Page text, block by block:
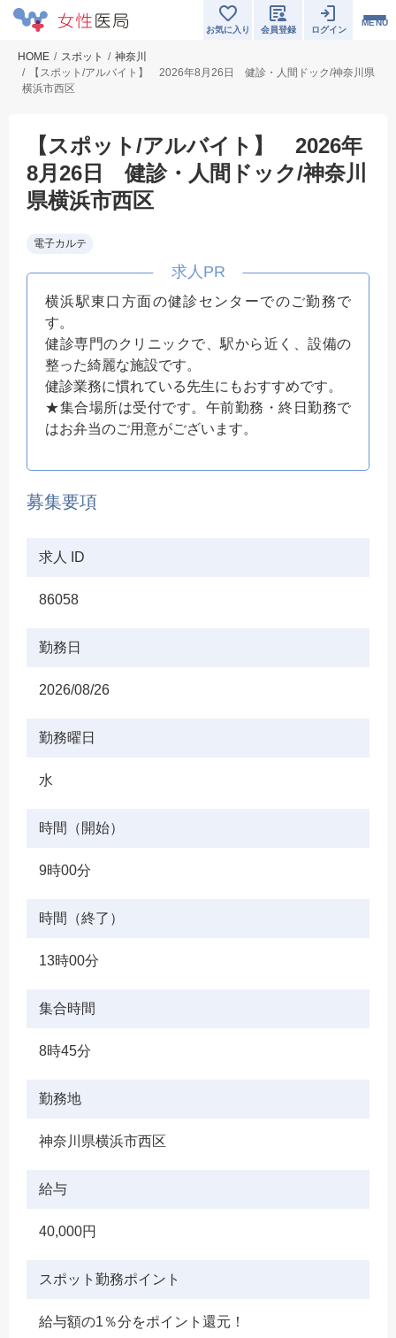
MENU
お気に入り 会員登録 ログイン
HOME スポット
神奈川
【スポット/アルバイト】 2026年8月26日 健診・人間ドック/神奈川県
横浜市西区
【スポット/アルバイト】 2026年
8月26日 健診・人間ドック/神奈川
県横浜市西区
電子カルテ
横浜駅東口方面の健診センターでのご勤務で
す。
健診専門のクリニックで、駅から近く、設備の
整った綺麗な施設です。
健診業務に慣れている先生にもおすすめです。
★集合場所は受付です。午前勤務・終日勤務で
はお弁当のご用意がございます。
募集要項
求人 ID
86058
勤務日
2026/08/26
勤務曜日
水
時間（開始）
9時00分
時間（終了）
13時00分
集合時間
8時45分
勤務地
神奈川県横浜市西区
給与
40,000円
スポット勤務ポイント
給与額の1％分をポイント還元！